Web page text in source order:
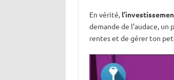
En vérité,
demande de l’audace, un
rentes et de gérer ton